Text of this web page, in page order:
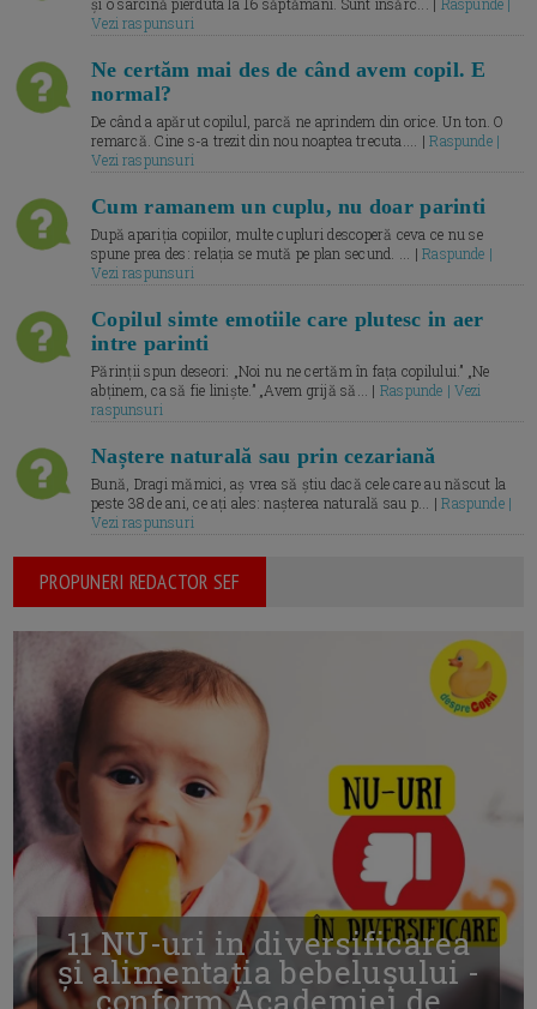
și o sarcină pierduta la 16 săptămâni. Sunt însărc... | Raspunde |
Vezi raspunsuri
Ne certăm mai des de când avem copil. E
normal?
De când a apărut copilul, parcă ne aprindem din orice. Un ton. O
remarcă. Cine s-a trezit din nou noaptea trecuta.... |Raspunde |
Vezi raspunsuri
Cum ramanem un cuplu, nu doar parinti
După apariția copiilor, multe cupluri descoperă ceva ce nu se
spune prea des: relația se mută pe plan secund. ... |Raspunde |
Vezi raspunsuri
Copilul simte emotiile care plutesc in aer
intre parinti
Părinții spun deseori: „Noi nu ne certăm în fața copilului.” „Ne
abținem, ca să fie liniște.” „Avem grijă să... | Raspunde | Vezi
raspunsuri
Naștere naturală sau prin cezariană
Bună, Dragi mămici, aș vrea să știu dacă cele care au născut la
peste 38 de ani, ce ați ales: nașterea naturală sau p... |Raspunde |
Vezi raspunsuri
PROPUNERI REDACTOR SEF
11 NU-uri in diversificarea
și alimentația bebelușului -